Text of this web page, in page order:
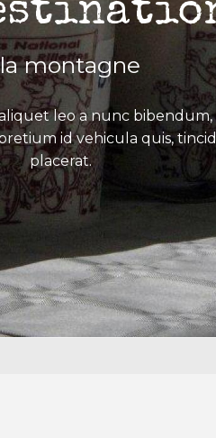
montagne
leo a nunc
id vehicula quis,
placerat.